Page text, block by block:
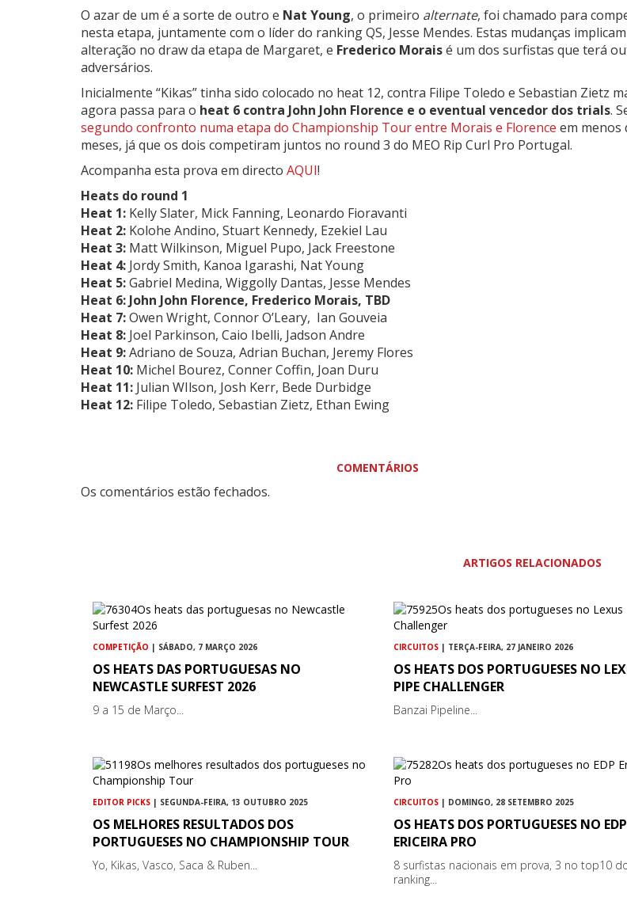
O azar de um é a sorte de outro e Nat Young, o primeiro alternate, foi chamado para
nesta etapa, juntamente com o líder do ranking QS, Jesse Mendes. Estas mudanças
alteração no draw da etapa de Margaret, e Frederico Moraisé um dos surfistas que terá
adversários.
Inicialmente “Kikas” tinha sido colocado no heat 12, contra Filipe Toledo e Sebastian Zietz
agora passa para o heat 6 contra John John Florence e o eventual vencedor dos trials.
segundo confronto numa etapa do Championship Tour entre Morais e Florence em menos
meses, já que os dois competiram juntos no round 3 do MEO Rip Curl Pro Portugal.
Acompanha esta prova em directo AQUI!
Heats do round 1
Heat 1: Kelly Slater, Mick Fanning, Leonardo Fioravanti
Heat 2: Kolohe Andino, Stuart Kennedy, Ezekiel Lau
Heat 3: Matt Wilkinson, Miguel Pupo, Jack Freestone
Heat 4: Jordy Smith, Kanoa Igarashi, Nat Young
Heat 5:Gabriel Medina, Wiggolly Dantas, Jesse Mendes
Heat 6: John John Florence, Frederico Morais, TBD
Heat 7:Owen Wright, Connor O’Leary, Ian Gouveia
Heat 8: Joel Parkinson, Caio Ibelli, Jadson Andre
Heat 9:Adriano de Souza, Adrian Buchan, Jeremy Flores
Heat 10: Michel Bourez, Conner Coffin, Joan Duru
Heat 11: Julian WIlson, Josh Kerr, Bede Durbidge
Heat 12: Filipe Toledo, Sebastian Zietz, Ethan Ewing
COMENTÁRIOS
Os comentários estão fechados.
ARTIGOS RELACIONADOS
COMPETIÇÃO | SÁBADO, 7 MARÇO 2026
OS HEATS DAS PORTUGUESAS NO
NEWCASTLE SURFEST 2026
9 a 15 de Março...
CIRCUITOS | TERÇA-FEIRA, 27 JANEIRO 2026
OS HEATS DOS PORTUGUESES NO
PIPE CHALLENGER
Banzai Pipeline...
EDITOR PICKS | SEGUNDA-FEIRA, 13 OUTUBRO 2025
OS MELHORES RESULTADOS DOS
PORTUGUESES NO CHAMPIONSHIP TOUR
Yo, Kikas, Vasco, Saca & Ruben...
CIRCUITOS | DOMINGO, 28 SETEMBRO 2025
OS HEATS DOS PORTUGUESES NO EDP
ERICEIRA PRO
8 surfistas nacionais em prova, 3 no top10
ranking...